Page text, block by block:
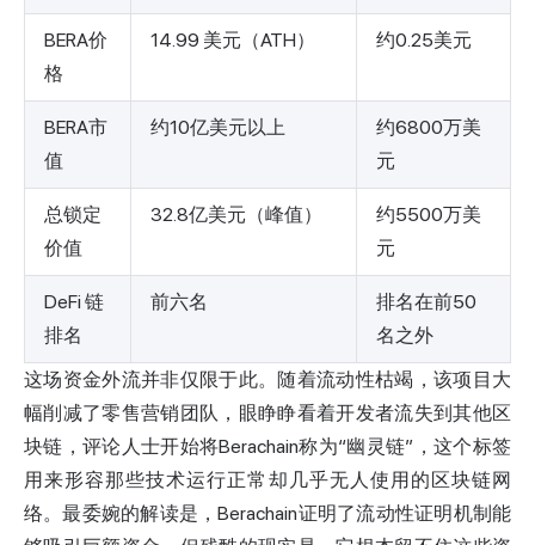
BERA价
格
14.99 美元（ATH） 约0.25美元
BERA市
值
约10亿美元以上
约6800万美
元
总锁定
价值
32.8亿美元（峰值）
约5500万美
元
DeFi 链
排名
前六名
排名在前50
名之外
这场资金外流并非仅限于此。随着流动性枯竭，该项目大
幅削减了零售营销团队，眼睁睁看着开发者流失到其他区
块链，评论人士开始将Berachain称为“幽灵链”，这个标签
用来形容那些技术运行正常却几乎无人使用的区块链网
络。最委婉的解读是，Berachain证明了流动性证明机制能